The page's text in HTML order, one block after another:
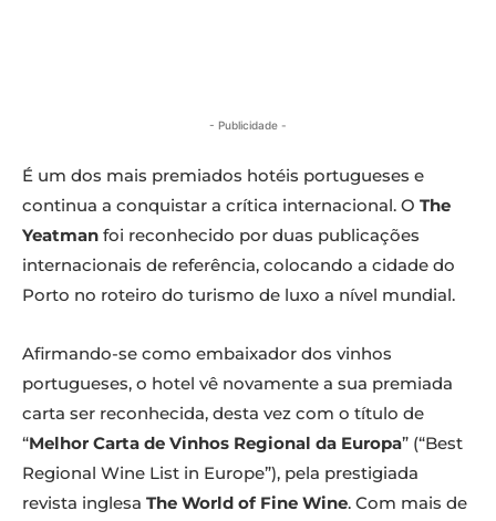
- Publicidade -
É um dos mais premiados hotéis portugueses e
continua a conquistar a crítica internacional. O The
Yeatman foi reconhecido por duas publicações
internacionais de referência, colocando a cidade do
Porto no roteiro do turismo de luxo a nível mundial.
Afirmando-se como embaixador dos vinhos
portugueses, o hotel vê novamente a sua premiada
carta ser reconhecida, desta vez com o título de
“Melhor Carta de Vinhos Regional da Europa” (“Best
Regional Wine List in Europe”), pela prestigiada
revista inglesa The World of Fine Wine. Com mais de